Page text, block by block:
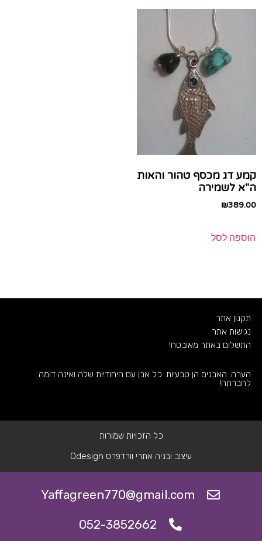
קמע דג מכסף טהור והאות
ה"א לשמירה
₪389.00
הוספה לסל
תקנון אתר
נגישות אתר
התשלום באתר מאובטח!
הערה: האבנים הן טבעיות. כל אבן עם היחודיות שלה ואינה דומה
לחברתה!
כל הזכויות שמורות
עיצוב ובניה אתרי וורדפרס Odesign
Yaffagreen770@gmail.com
052-3852662